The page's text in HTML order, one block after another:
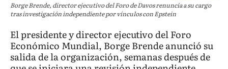
Borge Brende, director ejecutivo del Foro de Davos renuncia a su cargo
tras investigación independiente por vínculos con Epstein
El presidente y director ejecutivo del Foro
Económico Mundial, Borge Brende anunció su
salida de la organización, semanas después de